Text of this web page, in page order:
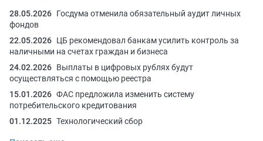
28.05.2026 Госдума отменила обязательный аудит личных
фондов
22.05.2026 ЦБ рекомендовал банкам усилить контроль за
наличными на счетах граждан и бизнеса
24.02.2026 Выплаты в цифровых рублях будут
осуществляться с помощью реестра
15.01.2026 ФАС предложила изменить систему
потребительского кредитования
01.12.2025 Технологический сбор